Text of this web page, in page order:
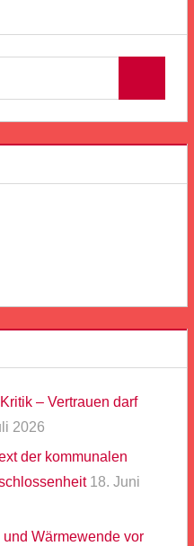
– Vertrauen darf
2026
der kommunalen
18. Juni
Wärmewende vor